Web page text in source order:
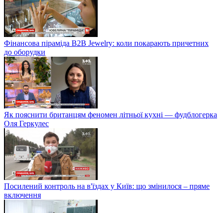
Фінансова піраміда B2B Jewelry: коли покарають причетних
до оборудки
Як пояснити британцям феномен літньої кухні — фудблогерка
Оля Геркулес
Посилений контроль на в'їздах у Київ: що змінилося – пряме
включення